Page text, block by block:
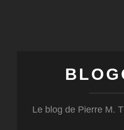
Le blog de Pierre M.